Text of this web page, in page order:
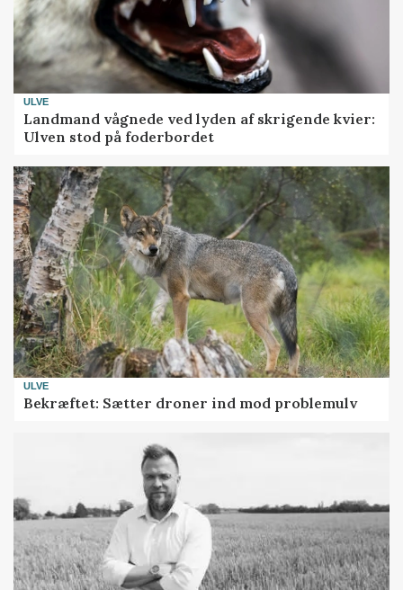
ULVE
Landmand vågnede ved lyden af skrigende kvier:
Ulven stod på foderbordet
ULVE
Bekræftet: Sætter droner ind mod problemulv